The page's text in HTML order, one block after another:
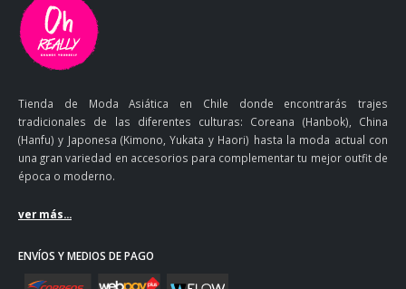
Tienda de Moda Asiática en Chile donde encontrarás trajes
tradicionales de las diferentes culturas: Coreana (Hanbok), China
(Hanfu) y Japonesa (Kimono, Yukata y Haori) hasta la moda actual con
una gran variedad en accesorios para complementar tu mejor outfit de
época o moderno.
ver más...
ENVÍOS Y MEDIOS DE PAGO